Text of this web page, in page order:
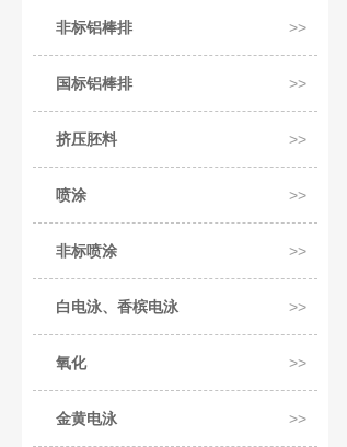
非标铝棒排
国标铝棒排
挤压胚料
喷涂
非标喷涂
白电泳、香槟电泳
氧化
金黄电泳